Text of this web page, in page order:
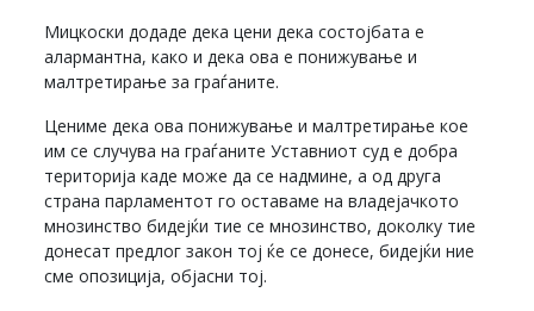
Мицкоски додаде дека цени дека состојбата е
алармантна, како и дека ова е понижување и
малтретирање за граѓаните.
Цениме дека ова понижување и малтретирање кое
им се случува на граѓаните Уставниот суд е добра
територија каде може да се надмине, а од друга
страна парламентот го оставаме на владејачкото
мнозинство бидејќи тие се мнозинство, доколку тие
донесат предлог закон тој ќе се донесе, бидејќи ние
сме опозиција, објасни тој.